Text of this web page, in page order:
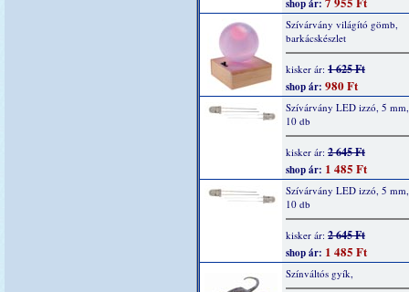
shop ár:
Szívárvány világító gömb,
barkácskészlet
kisker ár: 1 625 Ft
shop ár: 980 Ft
Szívárvány LED izzó, 5
10 db
kisker ár: 2 645 Ft
shop ár: 1 485 Ft
Szívárvány LED izzó, 5
10 db
kisker ár: 2 645 Ft
shop ár: 1 485 Ft
Színváltós gyík,